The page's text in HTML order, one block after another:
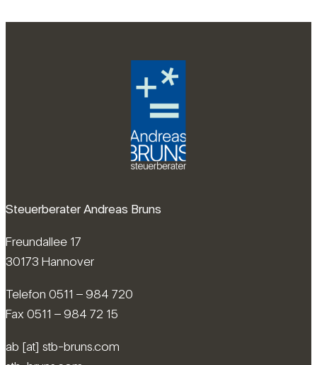
Steuerberater Andreas Bruns
Freundallee 17
30173 Hannover
Telefon 0511 – 984 720
Fax 0511 – 984 72 15
ab [at] stb-bruns.com